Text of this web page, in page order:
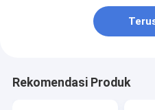
Rekomendasi Produk